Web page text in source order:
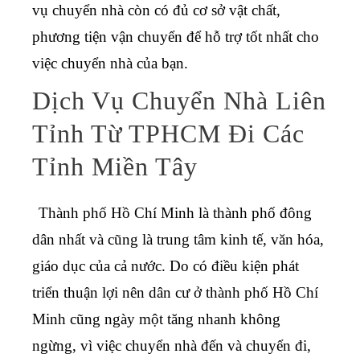
vụ chuyển nhà còn có đủ cơ sở vật chất,
phương tiện vận chuyển để hỗ trợ tốt nhất cho
việc chuyển nhà của bạn.
Dịch Vụ Chuyển Nhà Liên
Tỉnh Từ TPHCM Đi Các
Tỉnh Miền Tây
Thành phố Hồ Chí Minh là thành phố đông
dân nhất và cũng là trung tâm kinh tế, văn hóa,
giáo dục của cả nước. Do có điều kiện phát
triển thuận lợi nên dân cư ở thành phố Hồ Chí
Minh cũng ngày một tăng nhanh không
ngừng, vì việc chuyển nhà đến và chuyển đi,